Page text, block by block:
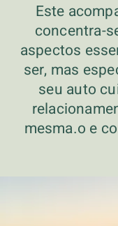
Este
concentra-
aspectos
ser, mas
seu auto
mesma.o e